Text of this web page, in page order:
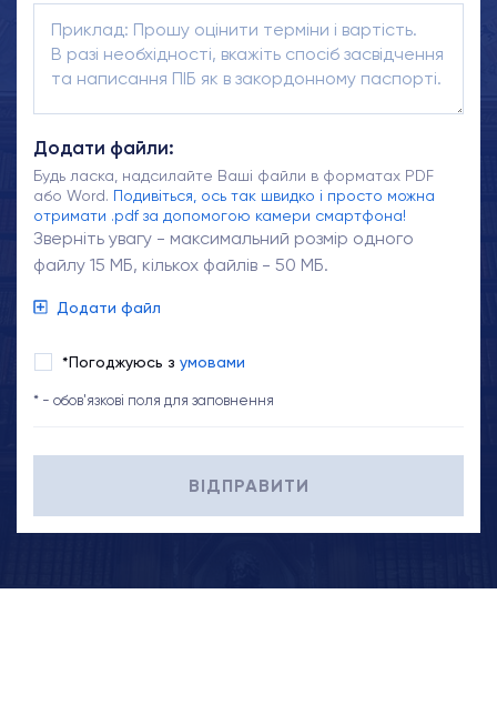
Додати файли:
Будь ласка, надсилайте Ваші файли в форматах PDF
або Word. Подивіться, ось так швидко і просто можна
отримати .pdf за допомогою камери смартфона!
Зверніть увагу - максимальний розмір одного
файлу 15 МБ, кількох файлів - 50 МБ.
Додати файл
*Погоджуюсь з умовами
* - обов'язкові поля для заповнення
ВІДПРАВИТИ